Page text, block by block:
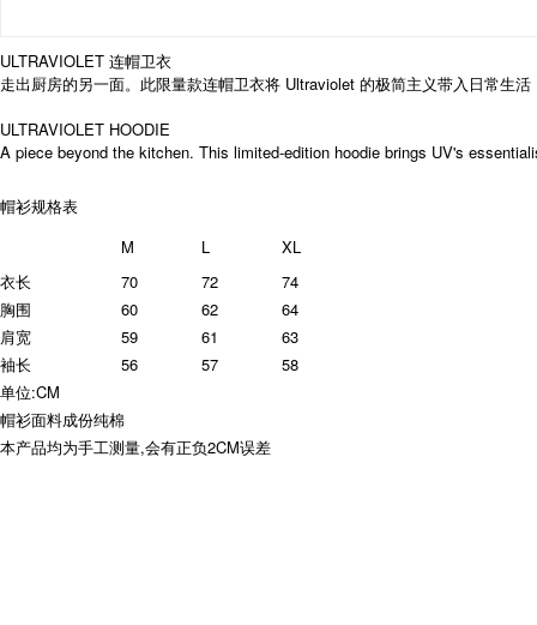
ULTRAVIOLET 连帽卫衣
走出厨房的另一面。此限量款连帽卫衣将 Ultraviolet 的极简主义带入日常生
ULTRAVIOLET HOODIE
A piece beyond the kitchen. This limited-edition hoodie brings UV's
帽衫规格表
M
L
XL
衣长
70 72
74
胸围
60 62
64
肩宽
59 61
63
袖长
56 57
58
单位:CM
帽衫面料成份纯棉
本产品均为手工测量,会有正负2CM误差